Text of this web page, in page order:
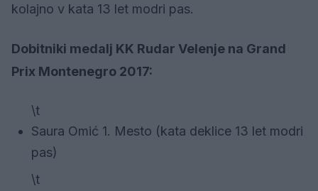
kolajno v kata 13 let modri pas.
Dobitniki medalj KK Rudar Velenje na Grand
Prix Montenegro 2017:
\t
Saura Omić 1. Mesto (kata deklice 13 let modri
pas)
\t